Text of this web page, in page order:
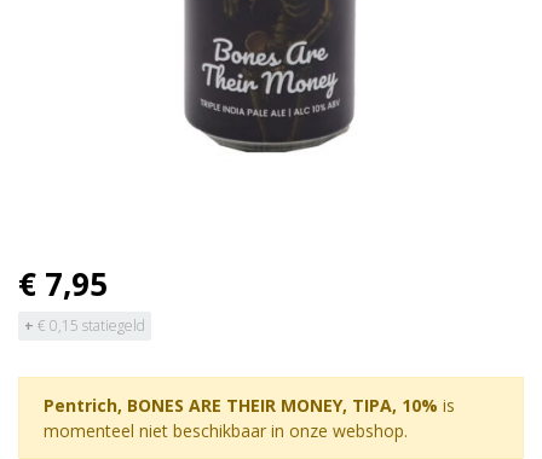
€ 7,95
+ € 0,15 statiegeld
Pentrich, BONES ARE THEIR MONEY, TIPA, 10% is
momenteel niet beschikbaar in onze webshop.